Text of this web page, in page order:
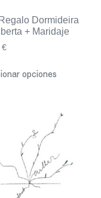
Dormideira
+ Maridaje
€
opciones